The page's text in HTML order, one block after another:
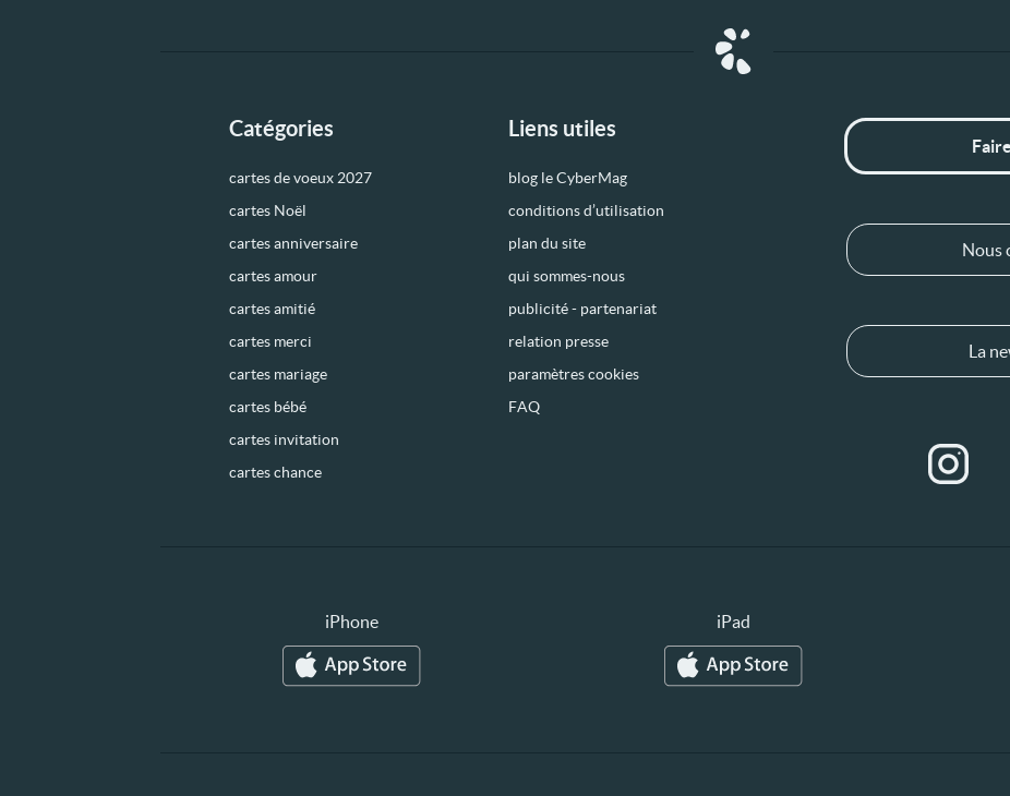
Catégories
cartes de voeux 2027
cartes Noël
cartes anniversaire
cartes amour
cartes amitié
cartes merci
cartes mariage
cartes bébé
cartes invitation
cartes chance
Liens utiles
blog le CyberMag
conditions d’utilisation
plan du site
qui sommes-nous
publicité - partenariat
relation presse
paramètres cookies
FAQ
Nous
La
iPhone iPad